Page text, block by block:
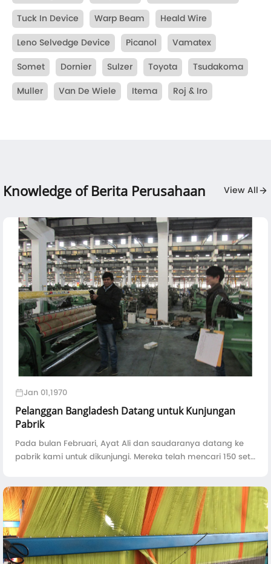
Tuck In Device
Warp Beam
Heald Wire
Leno Selvedge Device
Picanol
Vamatex
Somet
Dornier Sulzer Toyota
Tsudakoma
Muller
Van De Wiele Itema Roj & Iro
Knowledge of Berita Perusahaan View All
Jan 01,1970
Pelanggan Bangladesh Datang untuk Kunjungan
Pabrik
Pada bulan Februari, Ayat Ali dan saudaranya datang ke
pabrik kami untuk dikunjungi. Mereka telah mencari 150 set
kami, A ...